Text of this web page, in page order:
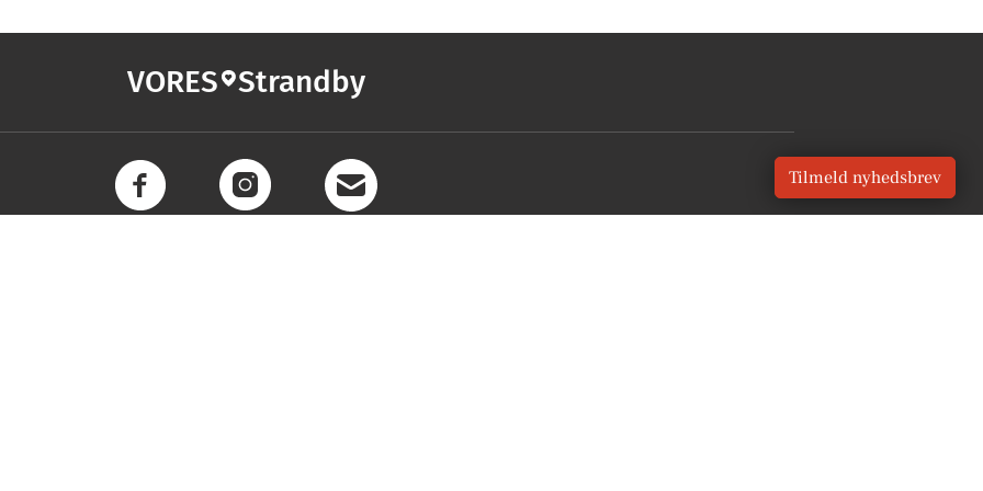
VORES Strandby
Tilmeld nyhedsbrev